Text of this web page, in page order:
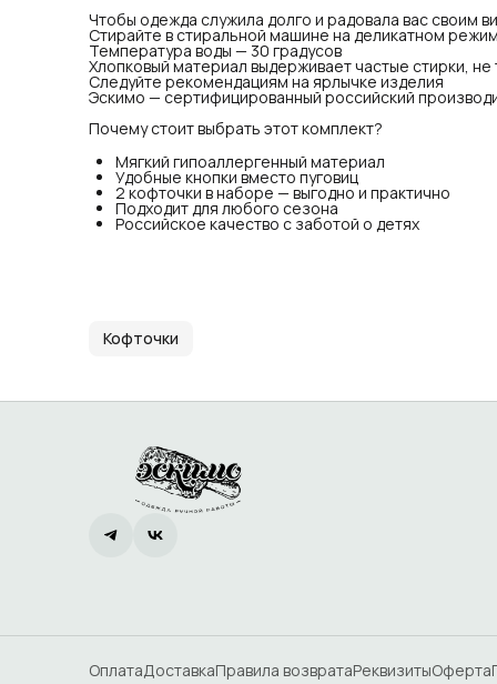
Чтобы одежда служила долго и радовала вас своим
Стирайте в стиральной машине на деликатном
Температура воды — 30 градусов
Хлопковый материал выдерживает частые стирки,
Следуйте рекомендациям на ярлычке изделия
Эскимо — сертифицированный российский
Почему стоит выбрать этот комплект?
Мягкий гипоаллергенный материал
Удобные кнопки вместо пуговиц
2 кофточки в наборе — выгодно и практично
Подходит для любого сезона
Российское качество с заботой о детях
Кофточки
ОплатаДоставкаПравила возвратаРеквизитыОферта